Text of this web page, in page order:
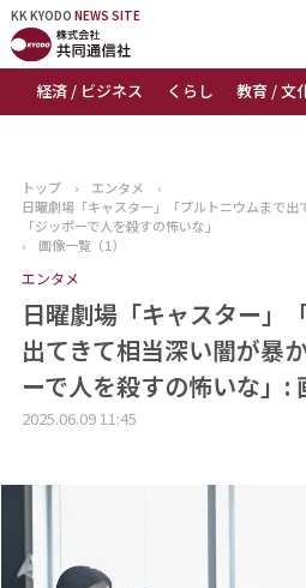
KK KYODO NEWS SITE
経済 / ビジネス くらし 教育 / 文
KK KYODONEWS SITE
トップページ
ニュース
おすすめコンテンツ
出版物
会社概要
トップ › エンタメ
›
日曜劇場「キャスター」「プルトニウムまで出
「ジッポーで人を殺すの怖いな」
›
画像一覧（1）
エンタメ
日曜劇場「キャスター」
出てきて相当深い闇が暴
ーで人を殺すの怖いな」:
2025.06.09 11:45